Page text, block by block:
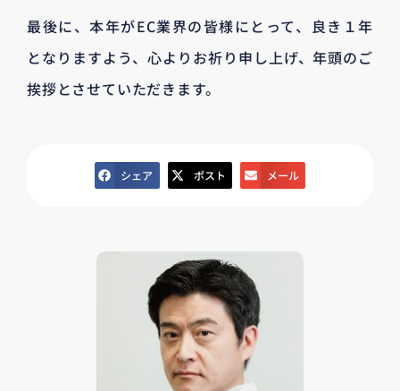
最後に、本年がEC業界の皆様にとって、良き１年
となりますよう、心よりお祈り申し上げ、年頭のご
挨拶とさせていただきます。
シェア ポスト メール